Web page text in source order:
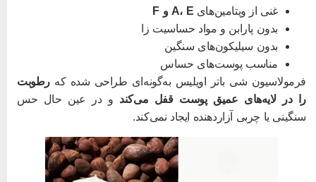
غنی از ویتامین‌هایA، E و F
بدون پارابن و مواد حساسیت‌ زا
بدون سیلیکون‌های سنگین
مناسب پوست‌های حساس
شی باتر اویلیس به‌گونه‌ای طراحی شده کهرطوبت
در لایه‌های عمیق پوست قفل می‌کندو در عین حال حس
یا چربی آزاردهنده ایجاد نمی‌کند.